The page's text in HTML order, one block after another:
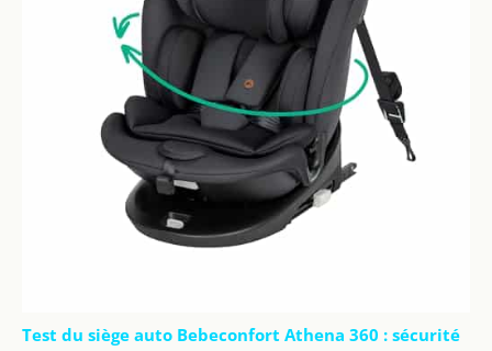
Test du siège auto Bebeconfort Athena 360 : sécurité